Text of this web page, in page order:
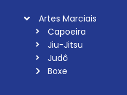
Artes Marciais
Capoeira
Jiu-Jitsu
Judô
Boxe